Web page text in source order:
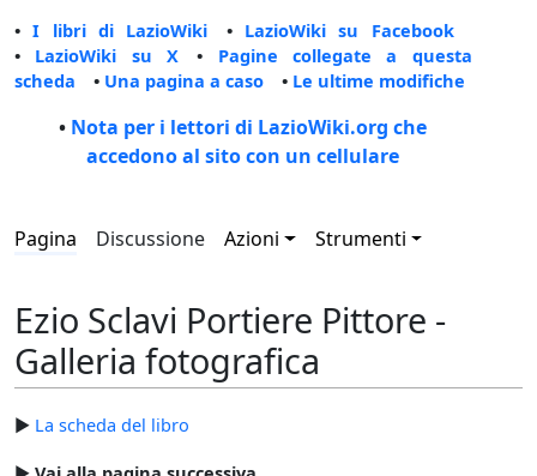
•I libri di LazioWiki • LazioWiki su Facebook
• LazioWiki su X • Pagine collegate a questa
scheda • Una pagina a caso • Le ultime modifiche
• Nota per i lettori di LazioWiki.org che
accedono al sito con un cellulare
Pagina Discussione Azioni Strumenti
Ezio Sclavi Portiere Pittore -
Galleria fotografica
► La scheda del libro